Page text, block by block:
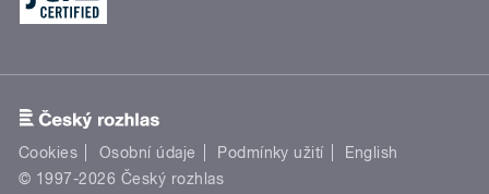
Cookies Osobní údaje Podmínky užití
English
© 1997-2026 Český rozhlas